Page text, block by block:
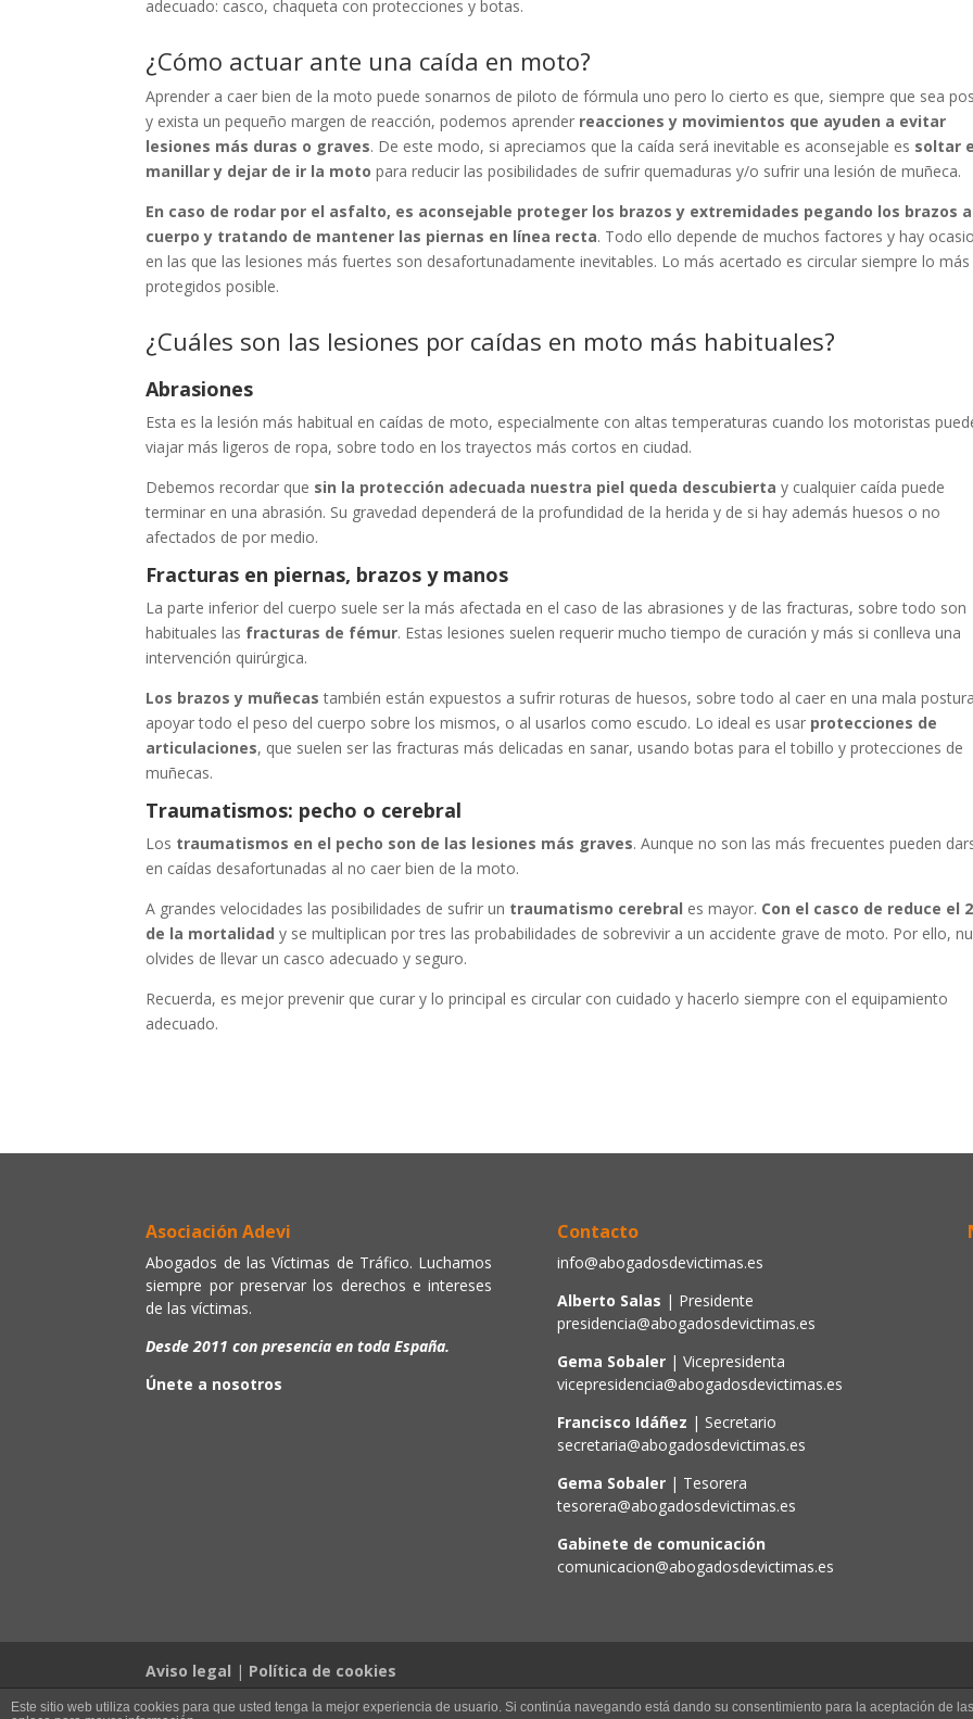
adecuado: casco, chaqueta con protecciones y botas.
¿Cómo actuar ante una caída en moto?
Aprender a caer bien de la moto puede sonarnos de piloto de fórmula uno pero lo cierto es que, siempre que sea
y exista un pequeño margen de reacción, podemos aprender reacciones y movimientos que ayuden a evitar
lesiones más duras o graves. De este modo, si apreciamos que la caída será inevitable es aconsejable es soltar
manillar y dejar de ir la moto para reducir las posibilidades de sufrir quemaduras y/o sufrir una lesión de muñeca.
En caso de rodar por el asfalto, es aconsejable proteger los brazos y extremidades pegando los brazos
cuerpo y tratando de mantener las piernas en línea recta. Todo ello depende de muchos factores y hay
en las que las lesiones más fuertes son desafortunadamente inevitables. Lo más acertado es circular siempre lo más
protegidos posible.
¿Cuáles son las lesiones por caídas en moto más habituales?
Abrasiones
Esta es la lesión más habitual en caídas de moto, especialmente con altas temperaturas cuando los motoristas
viajar más ligeros de ropa, sobre todo en los trayectos más cortos en ciudad.
Debemos recordar que sin la protección adecuada nuestra piel queda descubierta y cualquier caída puede
terminar en una abrasión. Su gravedad dependerá de la profundidad de la herida y de si hay además huesos o no
afectados de por medio.
Fracturas en piernas, brazos y manos
La parte inferior del cuerpo suele ser la más afectada en el caso de las abrasiones y de las fracturas, sobre todo son
habituales las fracturas de fémur. Estas lesiones suelen requerir mucho tiempo de curación y más si conlleva una
intervención quirúrgica.
Los brazos y muñecas también están expuestos a sufrir roturas de huesos, sobre todo al caer en una mala
apoyar todo el peso del cuerpo sobre los mismos, o al usarlos como escudo. Lo ideal es usar protecciones de
articulaciones, que suelen ser las fracturas más delicadas en sanar, usando botas para el tobillo y protecciones de
muñecas.
Traumatismos: pecho o cerebral
Los traumatismos en el pecho son de las lesiones más graves. Aunque no son las más frecuentes pueden
en caídas desafortunadas al no caer bien de la moto.
A grandes velocidades las posibilidades de sufrir un traumatismo cerebral es mayor. Con el casco de reduce el
de la mortalidad y se multiplican por tres las probabilidades de sobrevivir a un accidente grave de moto. Por ello,
olvides de llevar un casco adecuado y seguro.
Recuerda, es mejor prevenir que curar y lo principal es circular con cuidado y hacerlo siempre con el equipamiento
adecuado.
Asociación Adevi
Abogados de las Víctimas de Tráfico. Luchamos
siempre por preservar los derechos e intereses
de las víctimas.
Desde 2011 con presencia en toda España.
Únete a nosotros
Contacto
info@abogadosdevictimas.es
Alberto Salas | Presidente
presidencia@abogadosdevictimas.es
Gema Sobaler | Vicepresidenta
vicepresidencia@abogadosdevictimas.es
Francisco Idáñez | Secretario
secretaria@abogadosdevictimas.es
Gema Sobaler| Tesorera
tesorera@abogadosdevictimas.es
Gabinete de comunicación
comunicacion@abogadosdevictimas.es
Aviso legal | Política de cookies
Este sitio web utiliza cookies para que usted tenga la mejor experiencia de usuario. Si continúa navegando está dando su consentimiento para la aceptación de